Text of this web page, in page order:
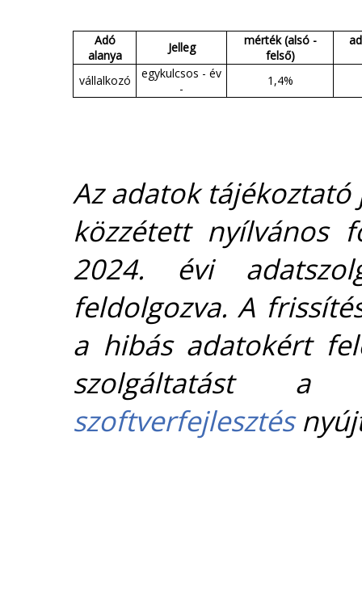
Adó
alanya
Jelleg
mérték (alsó -
felső)
vállalkozó
egykulcsos - év
-
1,4%
Az adatok
közzétett nyílvános
2024. évi
feldolgozva. A
a hibás adatokért
szolgáltatást
szoftverfejlesztés